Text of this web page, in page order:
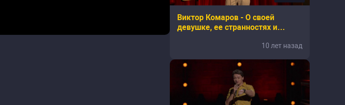
Виктор Комаров - О своей
девушке, ее странностях и
10 лет назад